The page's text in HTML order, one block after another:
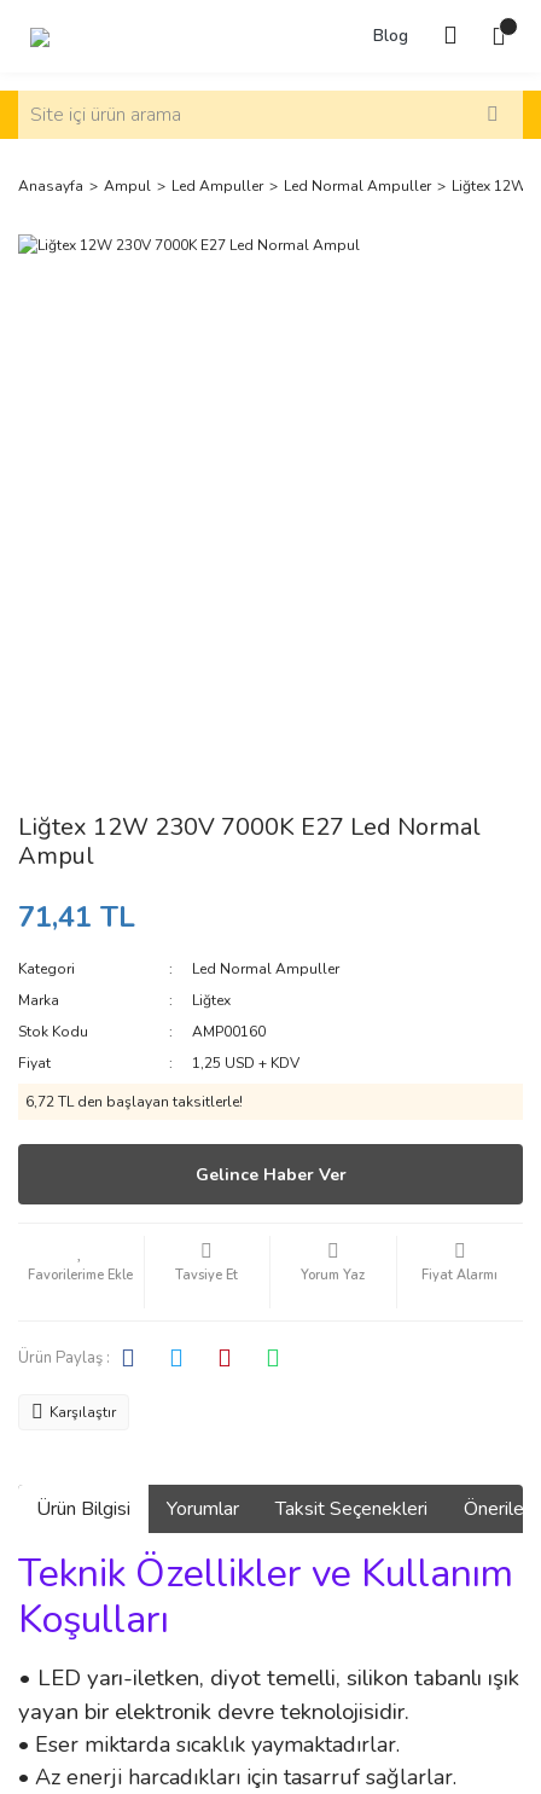
Blog
Anasayfa Ampul Led Ampuller Led Normal Ampuller Liğtex 12W
Liğtex 12W 230V 7000K E27 Led Normal
Ampul
71,41 TL
Kategori
Led Normal Ampuller
Marka
Liğtex
Stok Kodu
AMP00160
Fiyat
1,25 USD + KDV
6,72 TL den başlayan taksitlerle!
Gelince Haber Ver
Tavsiye Et Yorum Yaz Fiyat Alarmı
Ürün Paylaş :
Karşılaştır
Ürün Bilgisi Yorumlar Taksit Seçenekleri
Teknik Özellikler ve Kullanım
Koşulları
• LED yarı-iletken, diyot temelli, silikon tabanlı ışık
yayan bir elektronik devre teknolojisidir.
• Eser miktarda sıcaklık yaymaktadırlar.
• Az enerji harcadıkları için tasarruf sağlarlar.